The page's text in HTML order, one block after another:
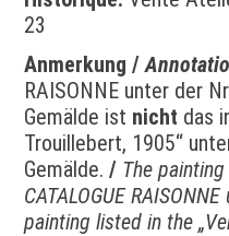
23
Anmerkung /
RAISONNE unter der
Gemälde ist nicht das
Trouillebert, 1905“
Gemälde./ The
CATALOGUE
painting listed in the